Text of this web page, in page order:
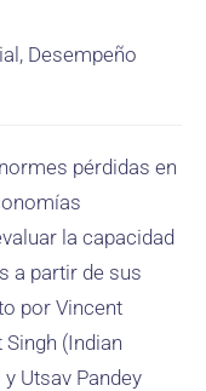
Desempeño
pérdidas en
la capacidad
a partir de sus
por Vincent
Singh (Indian
Utsav Pandey